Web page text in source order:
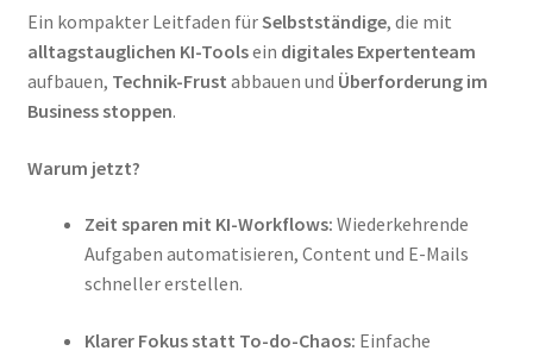
Ein kompakter Leitfaden fürSelbstständige, die mit
alltagstauglichen KI-Toolsein digitales Expertenteam
aufbauen, Technik-Frust abbauen und Überforderung im
Business stoppen.
Warum jetzt?
Zeit sparen mit KI-Workflows: Wiederkehrende
Aufgaben automatisieren, Content und E-Mails
schneller erstellen.
Klarer Fokus statt To-do-Chaos: Einfache